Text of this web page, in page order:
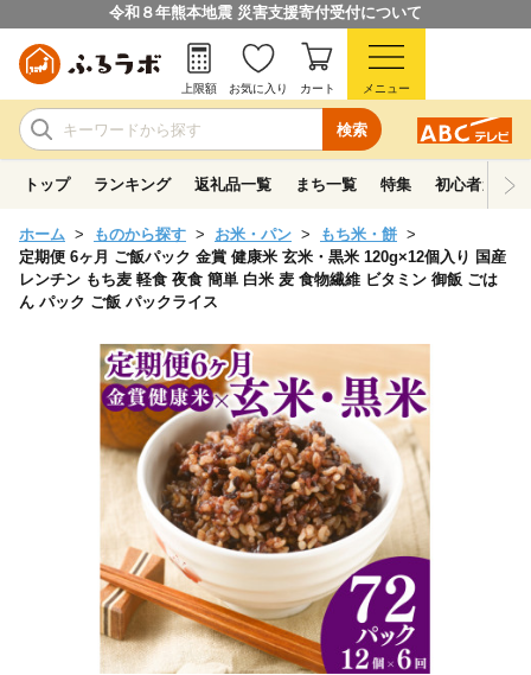
令和８年熊本地震 災害支援寄付受付について
検索
上限額 お気に入り カート メニュー
トップ ランキング 返礼品一覧 まち一覧 特集 初心者ガイド
ホーム ものから探す お米・パン
もち米・餅
定期便 6ヶ月 ご飯パック 金賞 健康米 玄米・黒米 120g×12個入り 国産
レンチン もち麦 軽食 夜食 簡単 白米 麦 食物繊維 ビタミン 御飯 ごは
ん パック ご飯 パックライス